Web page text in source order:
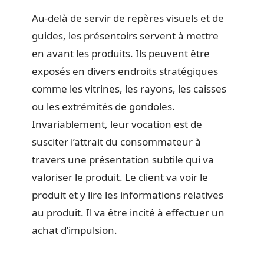
Au-delà de servir de repères visuels et de
guides, les présentoirs servent à mettre
en avant les produits. Ils peuvent être
exposés en divers endroits stratégiques
comme les vitrines, les rayons, les caisses
ou les extrémités de gondoles.
Invariablement, leur vocation est de
susciter l’attrait du consommateur à
travers une présentation subtile qui va
valoriser le produit. Le client va voir le
produit et y lire les informations relatives
au produit. Il va être incité à effectuer un
achat d’impulsion.